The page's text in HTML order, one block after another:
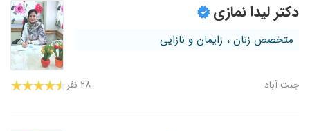
دکتر لیدا نمازی
متخصص زنان ، زایمان و نازایی
جنت آباد ۲۸ نفر